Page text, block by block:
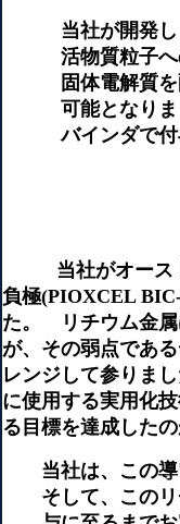
当社が開発し
活物質粒子への
固体電解質を配
可能となりまし
バインダで付与
各種活物質を
当社がオースト
負極(PIOXCEL
た。 リチウム金属
が、その弱点であ
レンジして参りま
に使用する実用化
る目標を達成した
当社は、この導
そして、このリ